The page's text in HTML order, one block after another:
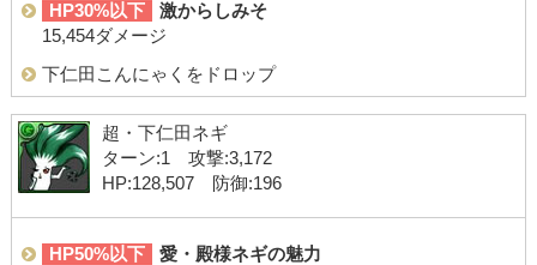
HP30%以下
激からしみそ
15,454ダメージ
下仁田こんにゃくをドロップ
超・下仁田ネギ
ターン:1 攻撃:3,172
HP:128,507 防御:196
HP50%以下
愛・殿様ネギの魅力